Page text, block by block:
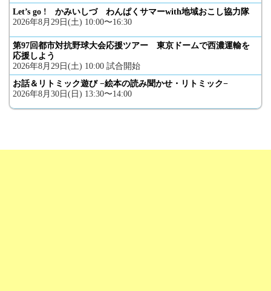
Let’s go ! かみいしづ わんぱくサマーwith地域おこし協力隊
2026年8月29日(土) 10:00〜16:30
第97回都市対抗野球大会応援ツアー 東京ドームで西濃運輸を
応援しよう
2026年8月29日(土) 10:00 試合開始
お話＆リトミック遊び −絵本の読み聞かせ・リトミック−
2026年8月30日(日) 13:30〜14:00